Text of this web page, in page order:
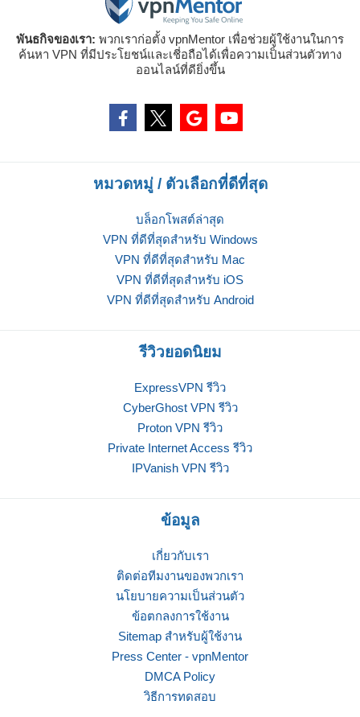
พันธกิจของเรา: พวกเราก่อตั้ง vpnMentor เพื่อช่วยผู้ใช้งานในการ
ค้นหา VPN ที่มีประโยชน์และเชี่อถือได้เพื่อความเป็นส่วนตัวทาง
ออนไลน์ที่ดียิ่งขึ้น
หมวดหมู่ / ตัวเลือกที่ดีที่สุด
บล็อกโพสต์ล่าสุด
VPN ที่ดีที่สุดสำหรับ Windows
VPN ที่ดีที่สุดสำหรับ Mac
VPN ที่ดีที่สุดสำหรับ iOS
VPN ที่ดีที่สุดสำหรับ Android
รีวิวยอดนิยม
ExpressVPN รีวิว
CyberGhost VPN รีวิว
Proton VPN รีวิว
Private Internet Access รีวิว
IPVanish VPN รีวิว
ข้อมูล
เกี่ยวกับเรา
ติดต่อทีมงานของพวกเรา
นโยบายความเป็นส่วนตัว
ข้อตกลงการใช้งาน
Sitemap สำหรับผู้ใช้งาน
Press Center - vpnMentor
DMCA Policy
วิธีการทดสอบ